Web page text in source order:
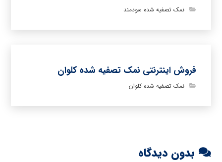
نمک تصفیه شده سودمند
فروش اینترنتی نمک تصفیه شده کلوان
نمک تصفیه شده کلوان
بدون دیدگاه